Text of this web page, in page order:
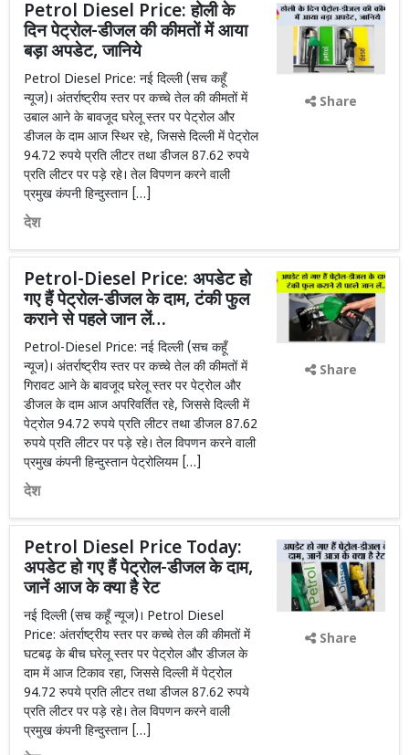
Petrol Diesel Price: होली के
दिन पेट्रोल-डीजल की कीमतों में आया
बड़ा अपडेट, जानिये
Petrol Diesel Price: नई दिल्ली (सच कहूँ
न्यूज)। अंतर्राष्ट्रीय स्तर पर कच्चे तेल की कीमतों में
उबाल आने के बावजूद घरेलू स्तर पर पेट्रोल और
डीजल के दाम आज स्थिर रहे, जिससे दिल्ली में पेट्रोल
94.72 रुपये प्रति लीटर तथा डीजल 87.62 रुपये
प्रति लीटर पर पड़े रहे। तेल विपणन करने वाली
प्रमुख कंपनी हिन्दुस्तान […]
देश
Share
Petrol-Diesel Price: अपडेट हो
गए हैं पेट्रोल-डीजल के दाम, टंकी फुल
कराने से पहले जान लें…
Petrol-Diesel Price: नई दिल्ली (सच कहूँ
न्यूज)। अंतर्राष्ट्रीय स्तर पर कच्चे तेल की कीमतों में
गिरावट आने के बावजूद घरेलू स्तर पर पेट्रोल और
डीजल के दाम आज अपरिवर्तित रहे, जिससे दिल्ली में
पेट्रोल 94.72 रुपये प्रति लीटर तथा डीजल 87.62
रुपये प्रति लीटर पर पड़े रहे। तेल विपणन करने वाली
प्रमुख कंपनी हिन्दुस्तान पेट्रोलियम […]
देश
Share
Petrol Diesel Price Today:
अपडेट हो गए हैं पेट्रोल-डीजल के दाम,
जानें आज के क्या है रेट
नई दिल्ली (सच कहूँ न्यूज)। Petrol Diesel
Price: अंतर्राष्ट्रीय स्तर पर कच्चे तेल की कीमतों में
घटबढ़ के बीच घरेलू स्तर पर पेट्रोल और डीजल के
दाम में आज टिकाव रहा, जिससे दिल्ली में पेट्रोल
94.72 रुपये प्रति लीटर तथा डीजल 87.62 रुपये
प्रति लीटर पर पड़े रहे। तेल विपणन करने वाली
प्रमुख कंपनी हिन्दुस्तान […]
Share